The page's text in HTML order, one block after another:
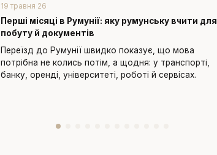
19 травня 26
Перші місяці в Румунії: яку румунську вчити для
побуту й документів
Переїзд до Румунії швидко показує, що мова
потрібна не колись потім, а щодня: у транспорті,
банку, оренді, університеті, роботі й сервісах.